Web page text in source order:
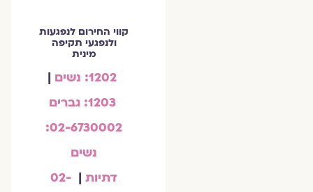
קווי החירום לנפגעות
ולנפגעי תקיפה
מינית
|
02-6730002:
נשים
דתיות|
02-